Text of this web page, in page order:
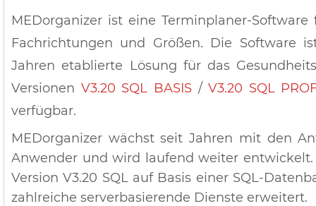
MEDorganizer ist eine Terminplaner-
Fachrichtungen und Größen. Die Software
Jahren etablierte Lösung für das
Versionen V3.20 SQL BASIS/V3.20 SQL
verfügbar.
MEDorganizer wächst seit Jahren mit den
Anwender und wird laufend weiter
Version V3.20 SQL auf Basis einer SQL-
zahlreiche serverbasierende Dienste erweitert.